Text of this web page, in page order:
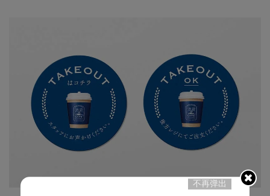
不再弹出